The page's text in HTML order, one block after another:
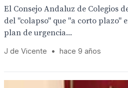
El Consejo Andaluz de Colegios
del "colapso" que "a corto plazo"
plan de urgencia...
J de Vicente • hace 9 años